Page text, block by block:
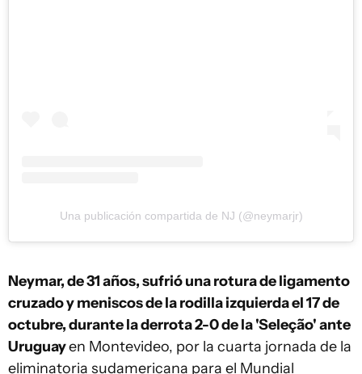
Una publicación compartida de NJ (@neymarjr)
Neymar, de 31 años, sufrió una rotura de ligamento
cruzado y meniscos de la rodilla izquierda el 17 de
octubre, durante la derrota 2-0 de la 'Seleção' ante
Uruguayen Montevideo, por la cuarta jornada de la
eliminatoria sudamericana para el Mundial